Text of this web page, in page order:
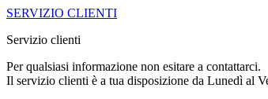
SERVIZIO CLIENTI
Servizio clienti
Per qualsiasi informazione non esitare a contattarci.
Il servizio clienti è a tua disposizione da Lunedì al